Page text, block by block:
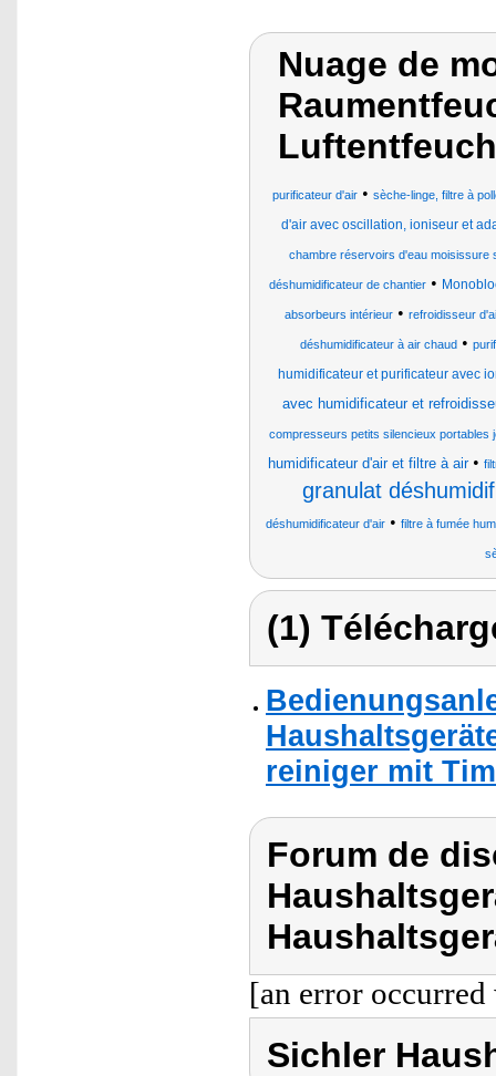
Nuage de
purificateur d'air • sèche-linge, filtre à
d'air avec oscillation, ioniseur et
chambre réservoirs d'eau moisissure
déshumidificateur de chantier•
absorbeurs intérieur• refroidisseur
déshumidificateur à air chaud •
humidificateur et purificateur avec
avec humidificateur et
compresseurs petits silencieux portables
humidificateur d'air et filtre à air•
granulat
déshumidificateur d'air • filtre à fumée
(1)
reiniger mit
Forum de
[an error
Sichler